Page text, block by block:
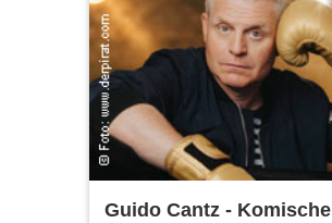
Guido Cantz - Komische